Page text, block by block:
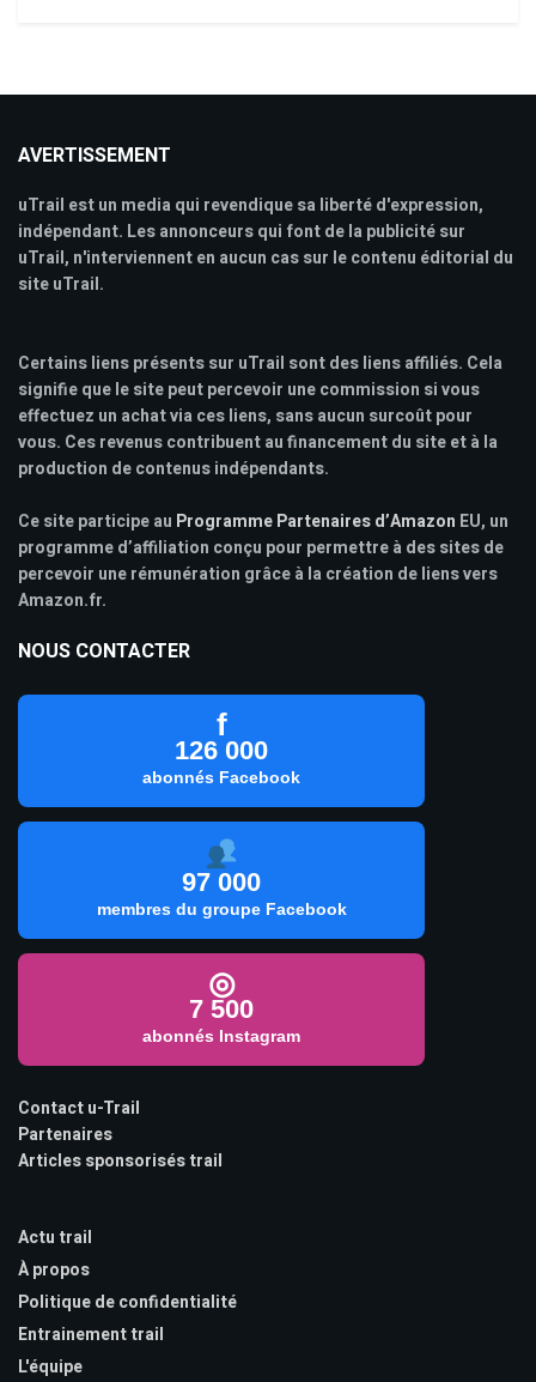
AVERTISSEMENT
uTrail est un media qui revendique sa liberté d'expression,
indépendant. Les annonceurs qui font de la publicité sur
uTrail, n'interviennent en aucun cas sur le contenu éditorial du
site uTrail.
Certains liens présents sur uTrail sont des liens affiliés. Cela
signifie que le site peut percevoir une commission si vous
effectuez un achat via ces liens, sans aucun surcoût pour
vous. Ces revenus contribuent au financement du site et à la
production de contenus indépendants.
Ce site participe au Programme Partenaires d’Amazon EU, un
programme d’affiliation conçu pour permettre à des sites de
percevoir une rémunération grâce à la création de liens vers
Amazon.fr.
NOUS CONTACTER
f
126 000
abonnés Facebook
97 000
membres du groupe Facebook
◎
7 500
abonnés Instagram
Contact u-Trail
Partenaires
Articles sponsorisés trail
Actu trail
À propos
Politique de confidentialité
Entrainement trail
L'équipe